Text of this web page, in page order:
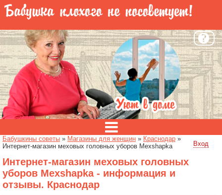
Бабушкины советы » Магазины для женщин » Краснодар »
Интернет-магазин меховых головных уборов Mexshapka
Вход
Интернет-магазин меховых головных
уборов Mexshapka - информация и
отзывы. Краснодар